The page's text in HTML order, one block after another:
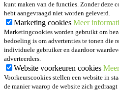
kunt maken van de functies. Zonder deze
hebt aangevraagd niet worden geleverd.
Marketing cookies Meer
Marketingcookies worden gebruikt om
bedoeling is om advertenties te tonen die
individuele gebruiker en daardoor
adverteerders.
Website voorkeuren cookies
Voorkeurscookies stellen een website in
de manier waarop de website zich